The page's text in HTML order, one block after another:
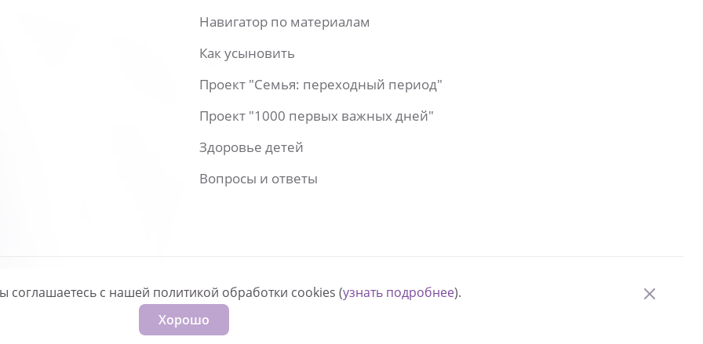
Навигатор по материалам
Как усыновить
Проект "Семья: переходный период"
Проект "1000 первых важных дней"
Здоровье детей
Вопросы и ответы
соглашаетесь с нашей политикой обработки cookies (узнать подробнее).
Хорошо